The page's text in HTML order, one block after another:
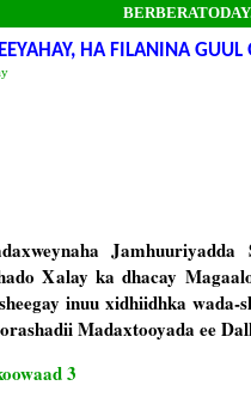
HA FILANINA
Xalay ka dhacay
inuu xidhiidhka
Madaxtooyada ee